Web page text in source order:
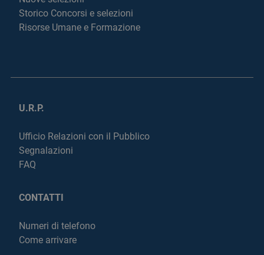
Storico Concorsi e selezioni
Risorse Umane e Formazione
U.R.P.
Ufficio Relazioni con il Pubblico
Segnalazioni
FAQ
CONTATTI
Numeri di telefono
Come arrivare